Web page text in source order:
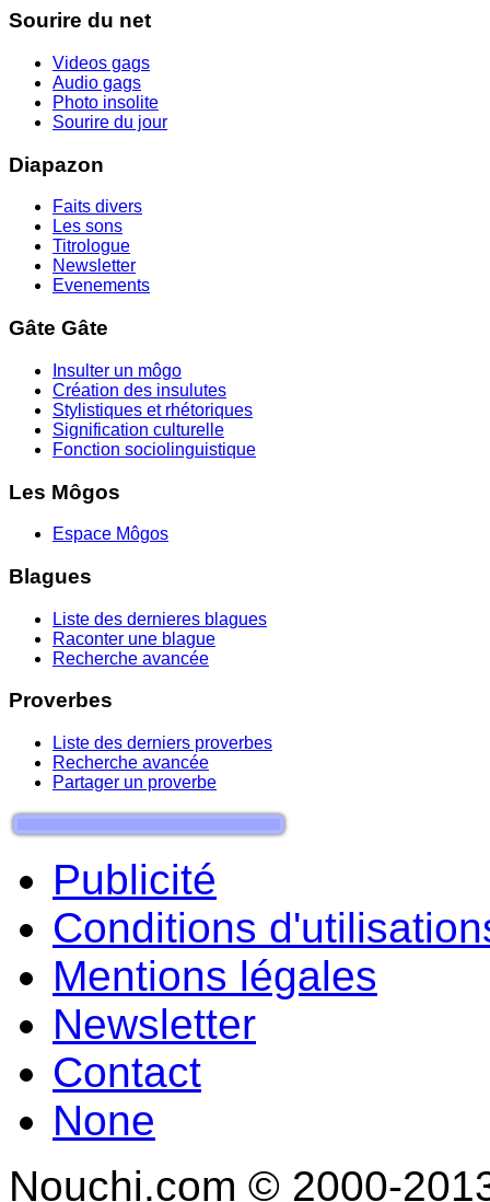
Sourire du net
Videos gags
Audio gags
Photo insolite
Sourire du jour
Diapazon
Faits divers
Les sons
Titrologue
Newsletter
Evenements
Gâte Gâte
Insulter un môgo
Création des insulutes
Stylistiques et rhétoriques
Signification culturelle
Fonction sociolinguistique
Les Môgos
Espace Môgos
Blagues
Liste des dernieres blagues
Raconter une blague
Recherche avancée
Proverbes
Liste des derniers proverbes
Recherche avancée
Partager un proverbe
Publicité
Conditions
Mentions légales
Newsletter
Contact
None
Nouchi.com © 2000-